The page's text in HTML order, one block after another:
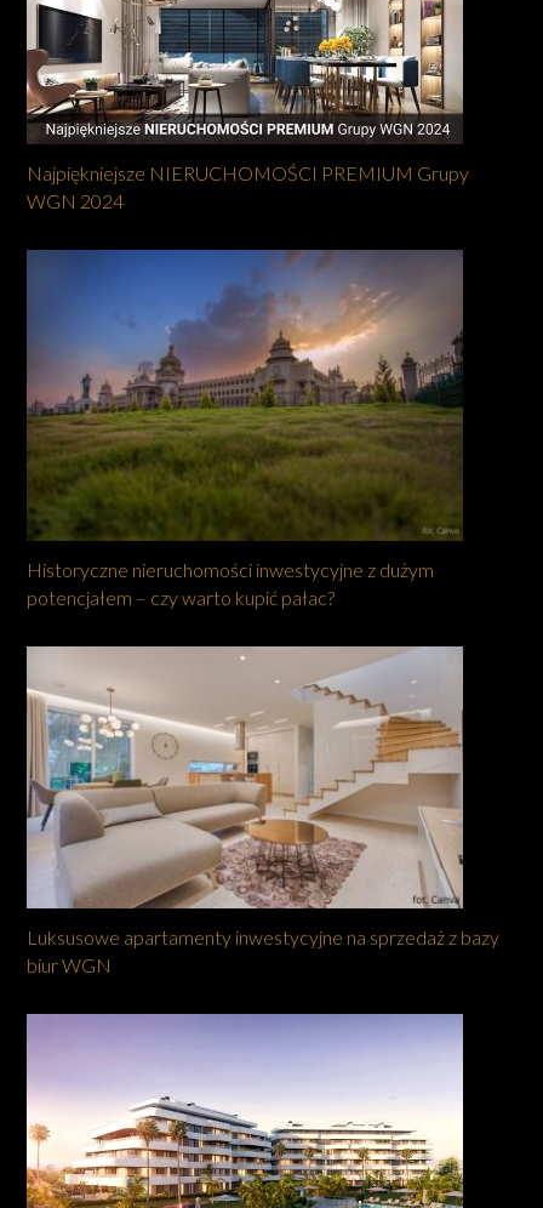
Najpiękniejsze NIERUCHOMOŚCI PREMIUM Grupy
WGN 2024
Historyczne nieruchomości inwestycyjne z dużym
potencjałem – czy warto kupić pałac?
Luksusowe apartamenty inwestycyjne na sprzedaż z bazy
biur WGN